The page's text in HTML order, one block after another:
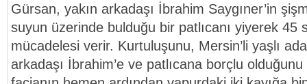
Gürsan, yakın arkadaşı İbrahim Saygıner’in
suyun üzerinde bulduğu bir patlıcanı yiyerek 45
mücadelesi verir. Kurtuluşunu, Mersin’li yaşlı
arkadaşı İbrahim’e ve patlıcana borçlu